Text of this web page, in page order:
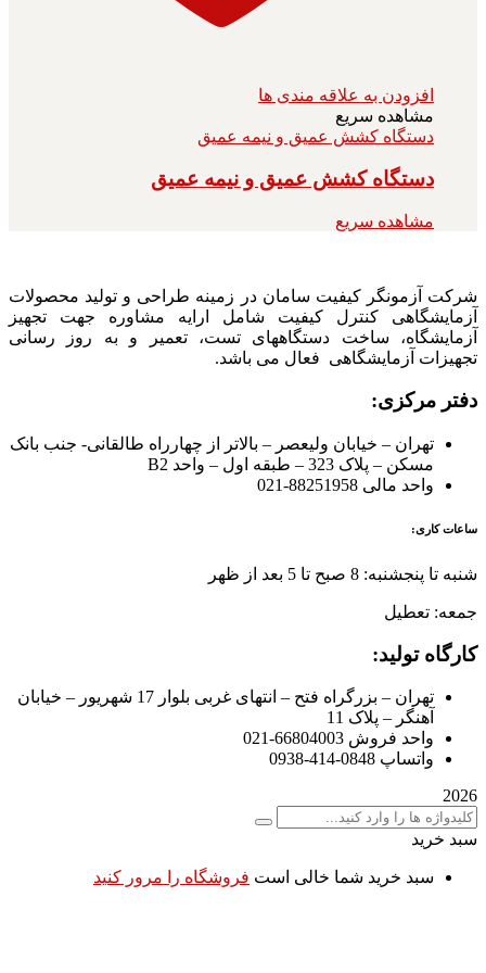
افزودن به علاقه مندی ها
مشاهده سریع
دستگاه کشش عمیق و نیمه عمیق
دستگاه کشش عمیق و نیمه عمیق
مشاهده سریع
شرکت آزمونگر کیفیت سامان در زمینه طراحی و تولید محصولات
آزمایشگاهی کنترل کیفیت شامل ارایه مشاوره جهت تجهیز
آزمایشگاه، ساخت دستگاههای تست، تعمیر و به روز رسانی
تجهیزات آزمایشگاهی فعال می باشد.
دفتر مرکزی:
تهران – خیابان ولیعصر – بالاتر از چهارراه طالقانی- جنب بانک
مسکن – پلاک 323 – طبقه اول – واحد B2
واحد مالی 88251958-021
ساعات کاری:
شنبه تا پنجشنبه: 8 صبح تا 5 بعد از ظهر
جمعه: تعطیل
کارگاه تولید:
تهران – بزرگراه فتح – انتهای غربی بلوار 17 شهریور – خیابان
آهنگر – پلاک 11
واحد فروش 66804003-021
واتساپ 0848-414-0938
2026
سبد خرید
سبد خرید شما خالی است فروشگاه را مرور کنید